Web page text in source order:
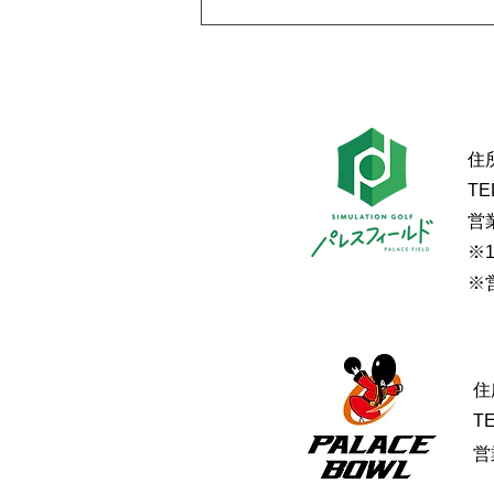
住
営
※
住
営